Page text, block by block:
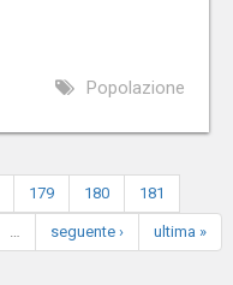
Popolazione
179 180 181
… seguente › ultima »